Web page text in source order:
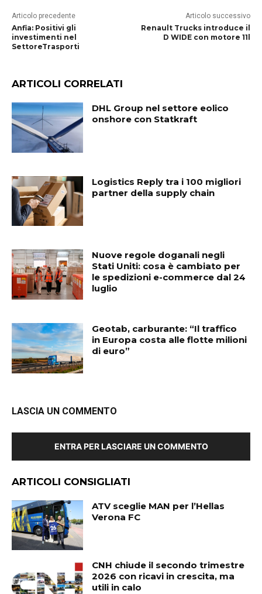
Articolo precedente
Anfia: Positivi gli
investimenti nel
SettoreTrasporti
Articolo successivo
Renault Trucks introduce il
D WIDE con motore 11l
ARTICOLI CORRELATI
DHL Group nel settore eolico
onshore con Statkraft
Logistics Reply tra i 100 migliori
partner della supply chain
Nuove regole doganali negli
Stati Uniti: cosa è cambiato per
le spedizioni e-commerce dal 24
luglio
Geotab, carburante: “Il traffico
in Europa costa alle flotte milioni
di euro”
LASCIA UN COMMENTO
ENTRA PER LASCIARE UN COMMENTO
ARTICOLI CONSIGLIATI
ATV sceglie MAN per l’Hellas
Verona FC
CNH chiude il secondo trimestre
2026 con ricavi in crescita, ma
utili in calo